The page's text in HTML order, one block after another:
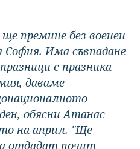
премине без военен
София. Има съвпадане
с празника
даваме
обясни Атанас
на април. "Ще
отдадат почит